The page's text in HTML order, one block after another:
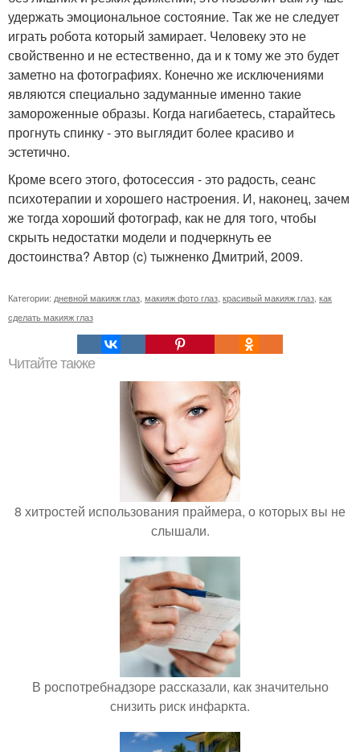
удержать эмоциональное состояние. Так же не следует
играть робота который замирает. Человеку это не
свойственно и не естественно, да и к тому же это будет
заметно на фотографиях. Конечно же исключениями
являются специально задуманные именно такие
замороженные образы. Когда нагибаетесь, старайтесь
прогнуть спинку - это выглядит более красиво и
эстетично.
Кроме всего этого, фотосессия - это радость, сеанс
психотерапии и хорошего настроения. И, наконец, зачем
же тогда хороший фотограф, как не для того, чтобы
скрыть недостатки модели и подчеркнуть ее
достоинства? Автор (c) тыжненко Дмитрий, 2009.
Категории: дневной макияж глаз макияж фото глаз красивый макияж глаз как
сделать макияж глаз
Читайте также
8 хитростей использования праймера, о которых вы не
слышали.
В роспотребнадзоре рассказали, как значительно
снизить риск инфаркта.